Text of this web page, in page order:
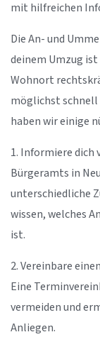
mit hilfreichen
Die An- und
deinem Umzug
Wohnort
möglichst
haben wir einige
1. Informiere dich
Bürgeramts in
unterschiedliche
wissen, welches
ist.
2. Vereinbare
Eine
vermeiden und
Anliegen.